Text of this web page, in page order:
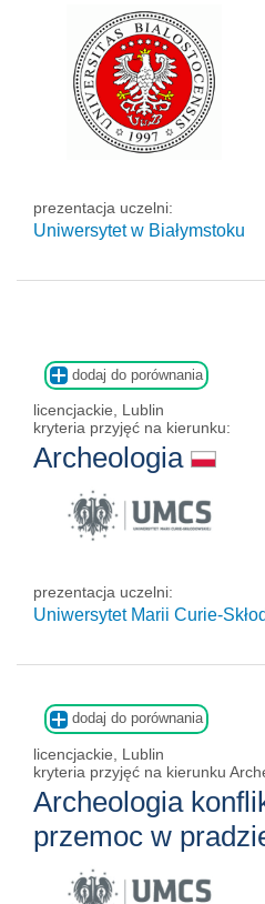
prezentacja uczelni:
Uniwersytet w Białymstoku
dodaj do porównania
licencjackie, Lublin
kryteria przyjęć na kierunku:
Archeologia
prezentacja uczelni:
Uniwersytet Marii Curie-
dodaj do porównania
licencjackie, Lublin
kryteria przyjęć na kierunku
Archeologia
przemoc w